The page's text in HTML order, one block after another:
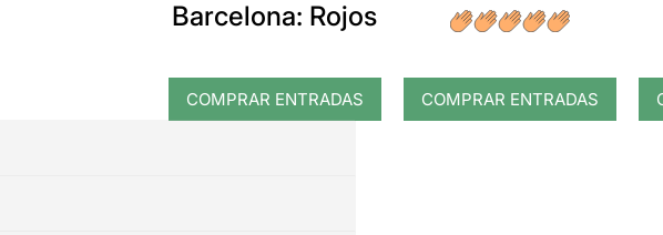
Barcelona: Rojos
COMPRAR ENTRADAS COMPRAR ENTRADAS